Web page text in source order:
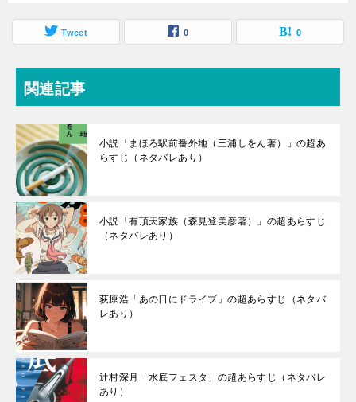
Tweet 0 0
関連記事
小説「まほろ駅前番外地（三浦しをん著）」の超あ
らすじ（ネタバレあり）
小説「有頂天家族（森見登美彦著）」の超あらすじ
（ネタバレあり）
荻原浩「あの日にドライブ」の超あらすじ（ネタバ
レあり）
辻村深月「水底フェスタ」の超あらすじ（ネタバレ
あり）